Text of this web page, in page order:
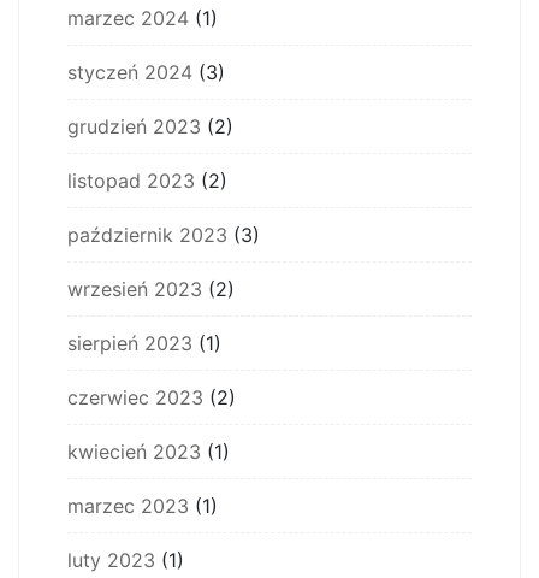
marzec 2024 (1)
styczeń 2024 (3)
grudzień 2023 (2)
listopad 2023 (2)
październik 2023 (3)
wrzesień 2023 (2)
sierpień 2023 (1)
czerwiec 2023 (2)
kwiecień 2023 (1)
marzec 2023 (1)
luty 2023 (1)